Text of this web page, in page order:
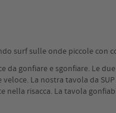
surf sulle onde piccole con
da gonfiare e sgonfiare. Le
La nostra tavola da
risacca. La tavola